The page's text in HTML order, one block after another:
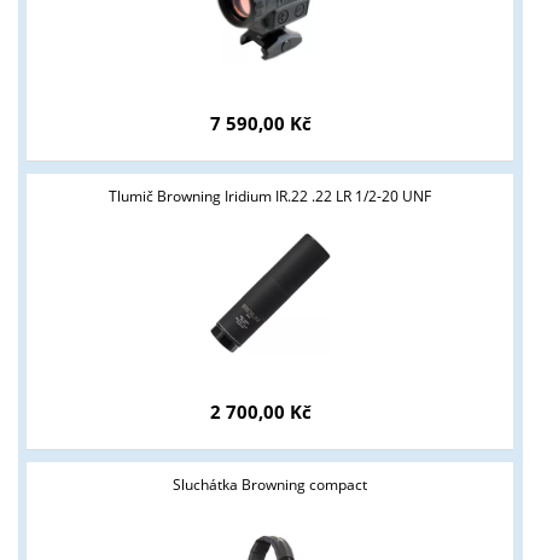
7 590,00 Kč
Tlumič Browning Iridium IR.22 .22 LR 1/2-20 UNF
2 700,00 Kč
Sluchátka Browning compact
Tyto stránky jsou určeny pouze odborné veřejnosti od 18 let a
ANO NE